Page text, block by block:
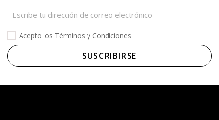
Acepto los Términos y Condiciones